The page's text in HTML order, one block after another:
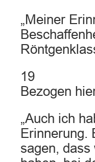
„Meiner
19
Bezogen
„Auch ich
Erinnerung.
sagen,